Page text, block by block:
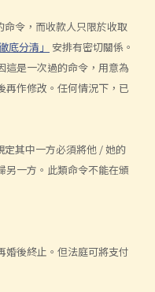
令，而收款人只限於收取
徹底分清」
安排有密切關係。
這是一次過的命令，用意為
再作修改。任何情況下，已
其中一方必須將他 / 她的
另一方。此類命令不能在頒
婚後終止。但法庭可將支付
，是否構成遺棄？
原因，我可以因遺棄而離婚
據可以作為證明？
居住期間，我的配偶在中國
婚嗎？
失」事實以證明「婚姻已破